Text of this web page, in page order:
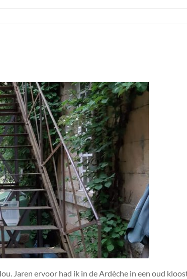
Jaren ervoor had ik in de Ardèche in een oud